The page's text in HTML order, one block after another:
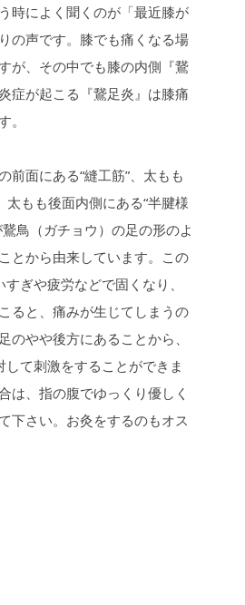
時によく聞くのが「最近膝が
の声です。膝でも痛くなる場
が、その中でも膝の内側『鵞
症が起こる『鵞足炎』は膝痛
。
前面にある“縫工筋”、太もも
太もも後面内側にある“半腱様
鳥（ガチョウ）の足の形のよ
とから由来しています。この
ぎや疲労などで固くなり、
ると、痛みが生じてしまうの
のやや後方にあることから、
して刺激をすることができま
は、指の腹でゆっくり優しく
下さい。お灸をするのもオス